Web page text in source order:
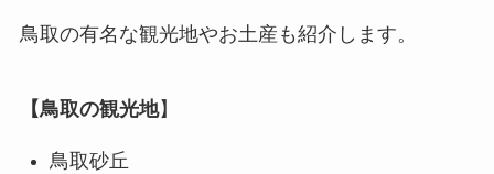
鳥取の有名な観光地やお土産も紹介します。
【鳥取の観光地】
鳥取砂丘